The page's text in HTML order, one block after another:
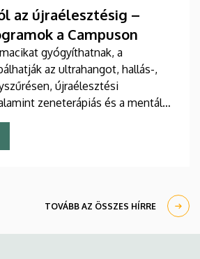
Egyetem egyetemi tanára.
az újraélesztésig –
a Campuson
gyógyíthatnak, a
az ultrahangot, hallás-,
újraélesztési
zeneterápiás és a mentális
prevenciós foglalkozásokon
július 22-én kezdődő Campus
Egyetem Klinikai
faházaknál, illetve a
TOVÁBB AZ ÖSSZES HÍRRE